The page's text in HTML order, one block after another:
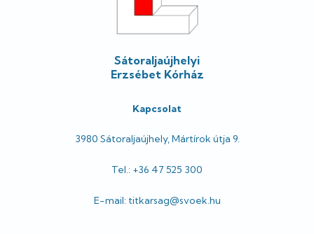
Sátoraljaújhelyi
Erzsébet Kórház
Kapcsolat
3980 Sátoraljaújhely, Mártírok útja 9.
Tel.: +36 47 525 300
E-mail: titkarsag@svoek.hu